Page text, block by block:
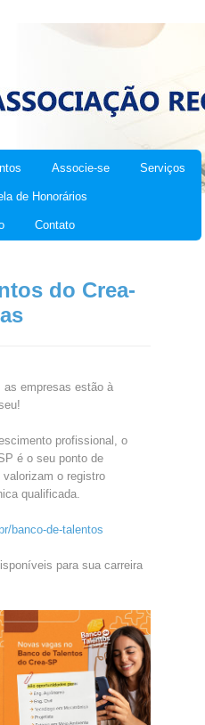
Associe-se Serviços
de Honorários
Contato
do Crea-
as empresas estão à
profissional, o
é o seu ponto de
o registro
qualificada.
banco-de-talentos
para sua carreira